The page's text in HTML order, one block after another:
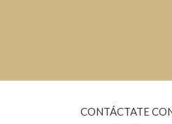
CONTÁCTATE